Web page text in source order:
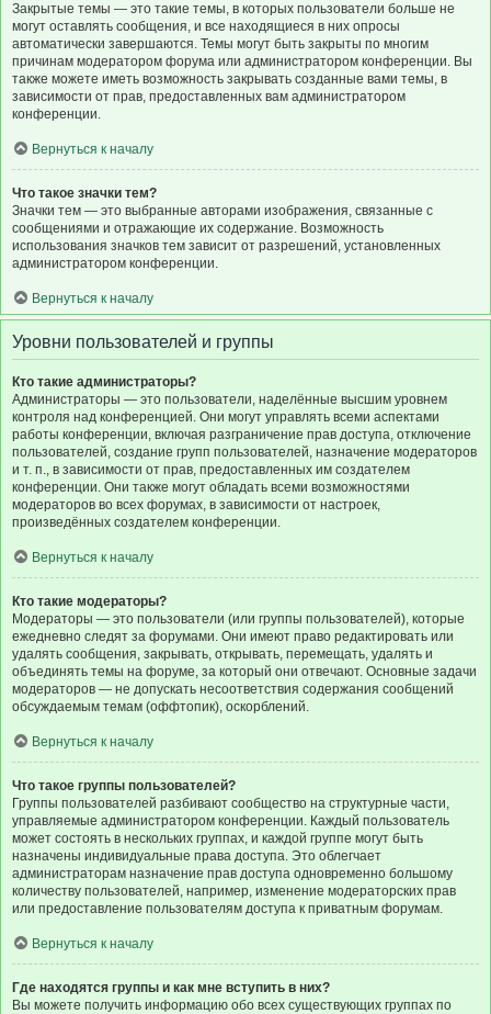
Закрытые темы — это такие темы, в которых пользователи больше не
могут оставлять сообщения, и все находящиеся в них опросы
автоматически завершаются. Темы могут быть закрыты по многим
причинам модератором форума или администратором конференции. Вы
также можете иметь возможность закрывать созданные вами темы, в
зависимости от прав, предоставленных вам администратором
конференции.
Вернуться к началу
Что такое значки тем?
Значки тем — это выбранные авторами изображения, связанные с
сообщениями и отражающие их содержание. Возможность
использования значков тем зависит от разрешений, установленных
администратором конференции.
Вернуться к началу
Уровни пользователей и группы
Кто такие администраторы?
Администраторы — это пользователи, наделённые высшим уровнем
контроля над конференцией. Они могут управлять всеми аспектами
работы конференции, включая разграничение прав доступа, отключение
пользователей, создание групп пользователей, назначение модераторов
и т. п., в зависимости от прав, предоставленных им создателем
конференции. Они также могут обладать всеми возможностями
модераторов во всех форумах, в зависимости от настроек,
произведённых создателем конференции.
Вернуться к началу
Кто такие модераторы?
Модераторы — это пользователи (или группы пользователей), которые
ежедневно следят за форумами. Они имеют право редактировать или
удалять сообщения, закрывать, открывать, перемещать, удалять и
объединять темы на форуме, за который они отвечают. Основные задачи
модераторов — не допускать несоответствия содержания сообщений
обсуждаемым темам (оффтопик), оскорблений.
Вернуться к началу
Что такое группы пользователей?
Группы пользователей разбивают сообщество на структурные части,
управляемые администратором конференции. Каждый пользователь
может состоять в нескольких группах, и каждой группе могут быть
назначены индивидуальные права доступа. Это облегчает
администраторам назначение прав доступа одновременно большому
количеству пользователей, например, изменение модераторских прав
или предоставление пользователям доступа к приватным форумам.
Вернуться к началу
Где находятся группы и как мне вступить в них?
Вы можете получить информацию обо всех существующих группах по